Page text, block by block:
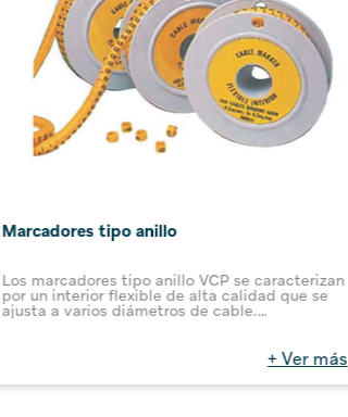
Marcadores tipo anillo
Los marcadores tipo anillo VCP se caracterizan
por un interior flexible de alta calidad que se
ajusta a varios diámetros de cable.
La lengua del marcador se expande para
ajustarse a varios diámetros de cables y se
+ Ver más